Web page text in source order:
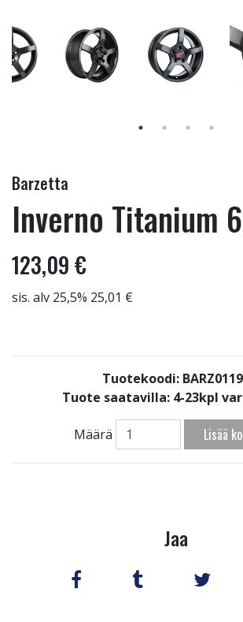
Barzetta
Inverno Titanium
123,09 €
sis. alv 25,5% 25,01 €
Tuotekoodi:
Tuote saatavilla: 4-23kpl
Määrä Lisää
Jaa